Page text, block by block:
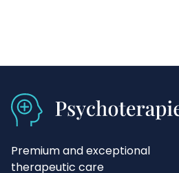
Premium and exceptional
therapeutic care